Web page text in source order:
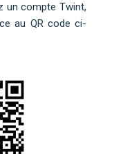
un compte Twint,
au QR code ci-